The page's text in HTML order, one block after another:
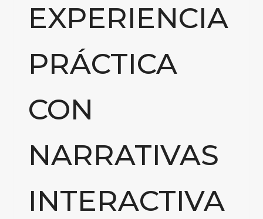
EXPERIENCIA
PRÁCTICA
CON
NARRATIVAS
INTERACTIVA